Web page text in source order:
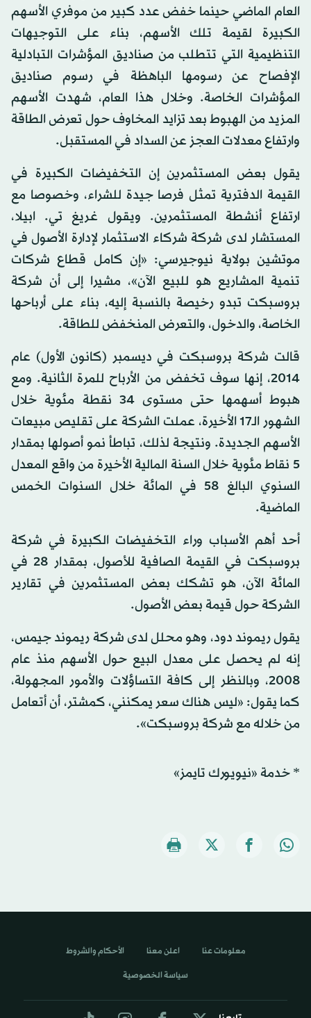
العام الماضي حينما خفض عدد كبير من موفري الأسهم
الكبيرة لقيمة تلك الأسهم، بناء على التوجيهات
التنظيمية التي تتطلب من صناديق المؤشرات التبادلية
الإفصاح عن رسومها الباهظة في رسوم صناديق
المؤشرات الخاصة. وخلال هذا العام، شهدت الأسهم
المزيد من الهبوط بعد تزايد المخاوف حول تعرض الطاقة
وارتفاع معدلات العجز عن السداد في المستقبل.
يقول بعض المستثمرين إن التخفيضات الكبيرة في
القيمة الدفترية تمثل فرصا جيدة للشراء، وخصوصا مع
ارتفاع أنشطة المستثمرين. ويقول غريغ تي. ابيلا،
المستشار لدى شركة شركاء الاستثمار لإدارة الأصول في
موتشين بولاية نيوجيرسي: «إن كامل قطاع شركات
تنمية المشاريع هو للبيع الآن»، مشيرا إلى أن شركة
بروسبكت تبدو رخيصة بالنسبة إليه، بناء على أرباحها
الخاصة، والدخول، والتعرض المنخفض للطاقة.
قالت شركة بروسبكت في ديسمبر (كانون الأول) عام
2014، إنها سوف تخفض من الأرباح للمرة الثانية. ومع
هبوط أسهمها حتى مستوى 34 نقطة مئوية خلال
الشهور الـ17 الأخيرة، عملت الشركة على تقليص مبيعات
الأسهم الجديدة. ونتيجة لذلك، تباطأ نمو أصولها بمقدار
5 نقاط مئوية خلال السنة المالية الأخيرة من واقع المعدل
السنوي البالغ 58 في المائة خلال السنوات الخمس
الماضية.
أحد أهم الأسباب وراء التخفيضات الكبيرة في شركة
بروسبكت في القيمة الصافية للأصول، بمقدار 28 في
المائة الآن، هو تشكك بعض المستثمرين في تقارير
الشركة حول قيمة بعض الأصول.
يقول ريموند دود، وهو محلل لدى شركة ريموند جيمس،
إنه لم يحصل على معدل البيع حول الأسهم منذ عام
2008، وبالنظر إلى كافة التساؤلات والأمور المجهولة،
كما يقول: «ليس هناك سعر يمكنني، كمشتر، أن أتعامل
من خلاله مع شركة بروسبكت».
* خدمة «نيويورك تايمز»
معلومات عنا اعلن معنا الأحكام والشروط
سياسة الخصوصية